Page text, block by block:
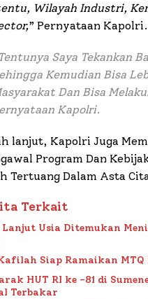
Wilayah Industri,
” Pernyataan Kapolri.
Saya Tekankan
Kemudian Bisa
Dan Bisa
Kapolri.
lanjut, Kapolri Juga
Program Dan
Tertuang Dalam Asta
Terkait
Usia Ditemukan
Siap Ramaikan MTQ
HUT RI ke -81 di
Terbakar